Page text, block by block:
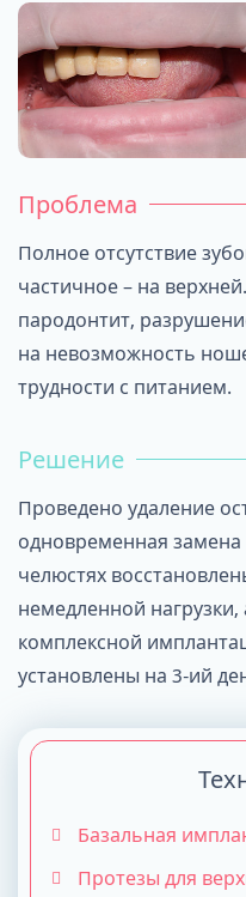
Проблема
Полное отсутствие
частичное – на
пародонтит,
на невозможность
трудности с питанием.
Решение
Проведено удаление
одновременная
челюстях
немедленной
комплексной
установлены на 3-ий
Базальная
Протезы для